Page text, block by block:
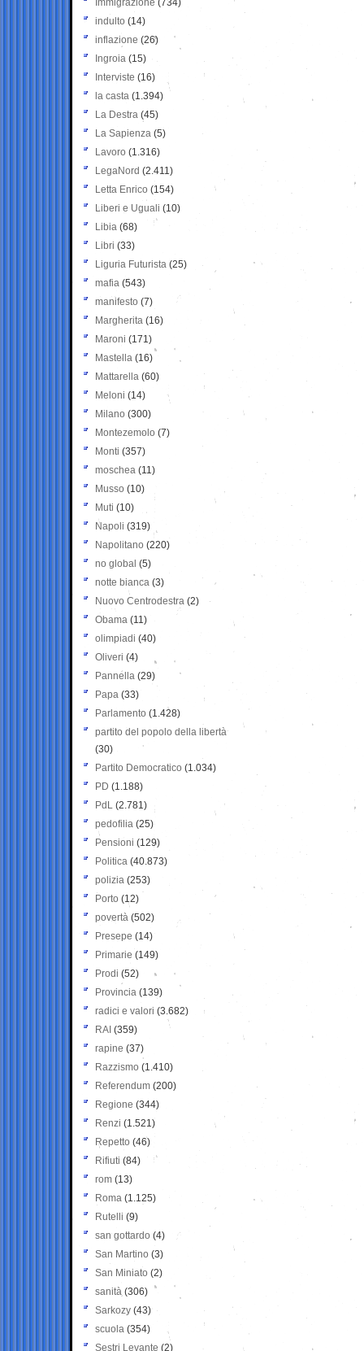
Immigrazione (734)
indulto (14)
inflazione (26)
Ingroia (15)
Interviste (16)
la casta (1.394)
La Destra (45)
La Sapienza (5)
Lavoro (1.316)
LegaNord (2.411)
Letta Enrico (154)
Liberi e Uguali (10)
Libia (68)
Libri (33)
Liguria Futurista (25)
mafia (543)
manifesto (7)
Margherita (16)
Maroni (171)
Mastella (16)
Mattarella (60)
Meloni (14)
Milano (300)
Montezemolo (7)
Monti (357)
moschea (11)
Musso (10)
Muti (10)
Napoli (319)
Napolitano (220)
no global (5)
notte bianca (3)
Nuovo Centrodestra (2)
Obama (11)
olimpiadi (40)
Oliveri (4)
Pannella (29)
Papa (33)
Parlamento (1.428)
partito del popolo della libertà
(30)
Partito Democratico (1.034)
PD (1.188)
PdL (2.781)
pedofilia (25)
Pensioni (129)
Politica (40.873)
polizia (253)
Porto (12)
povertà (502)
Presepe (14)
Primarie (149)
Prodi (52)
Provincia (139)
radici e valori (3.682)
RAI (359)
rapine (37)
Razzismo (1.410)
Referendum (200)
Regione (344)
Renzi (1.521)
Repetto (46)
Rifiuti (84)
rom (13)
Roma (1.125)
Rutelli (9)
san gottardo (4)
San Martino (3)
San Miniato (2)
sanità (306)
Sarkozy (43)
scuola (354)
Sestri Levante (2)